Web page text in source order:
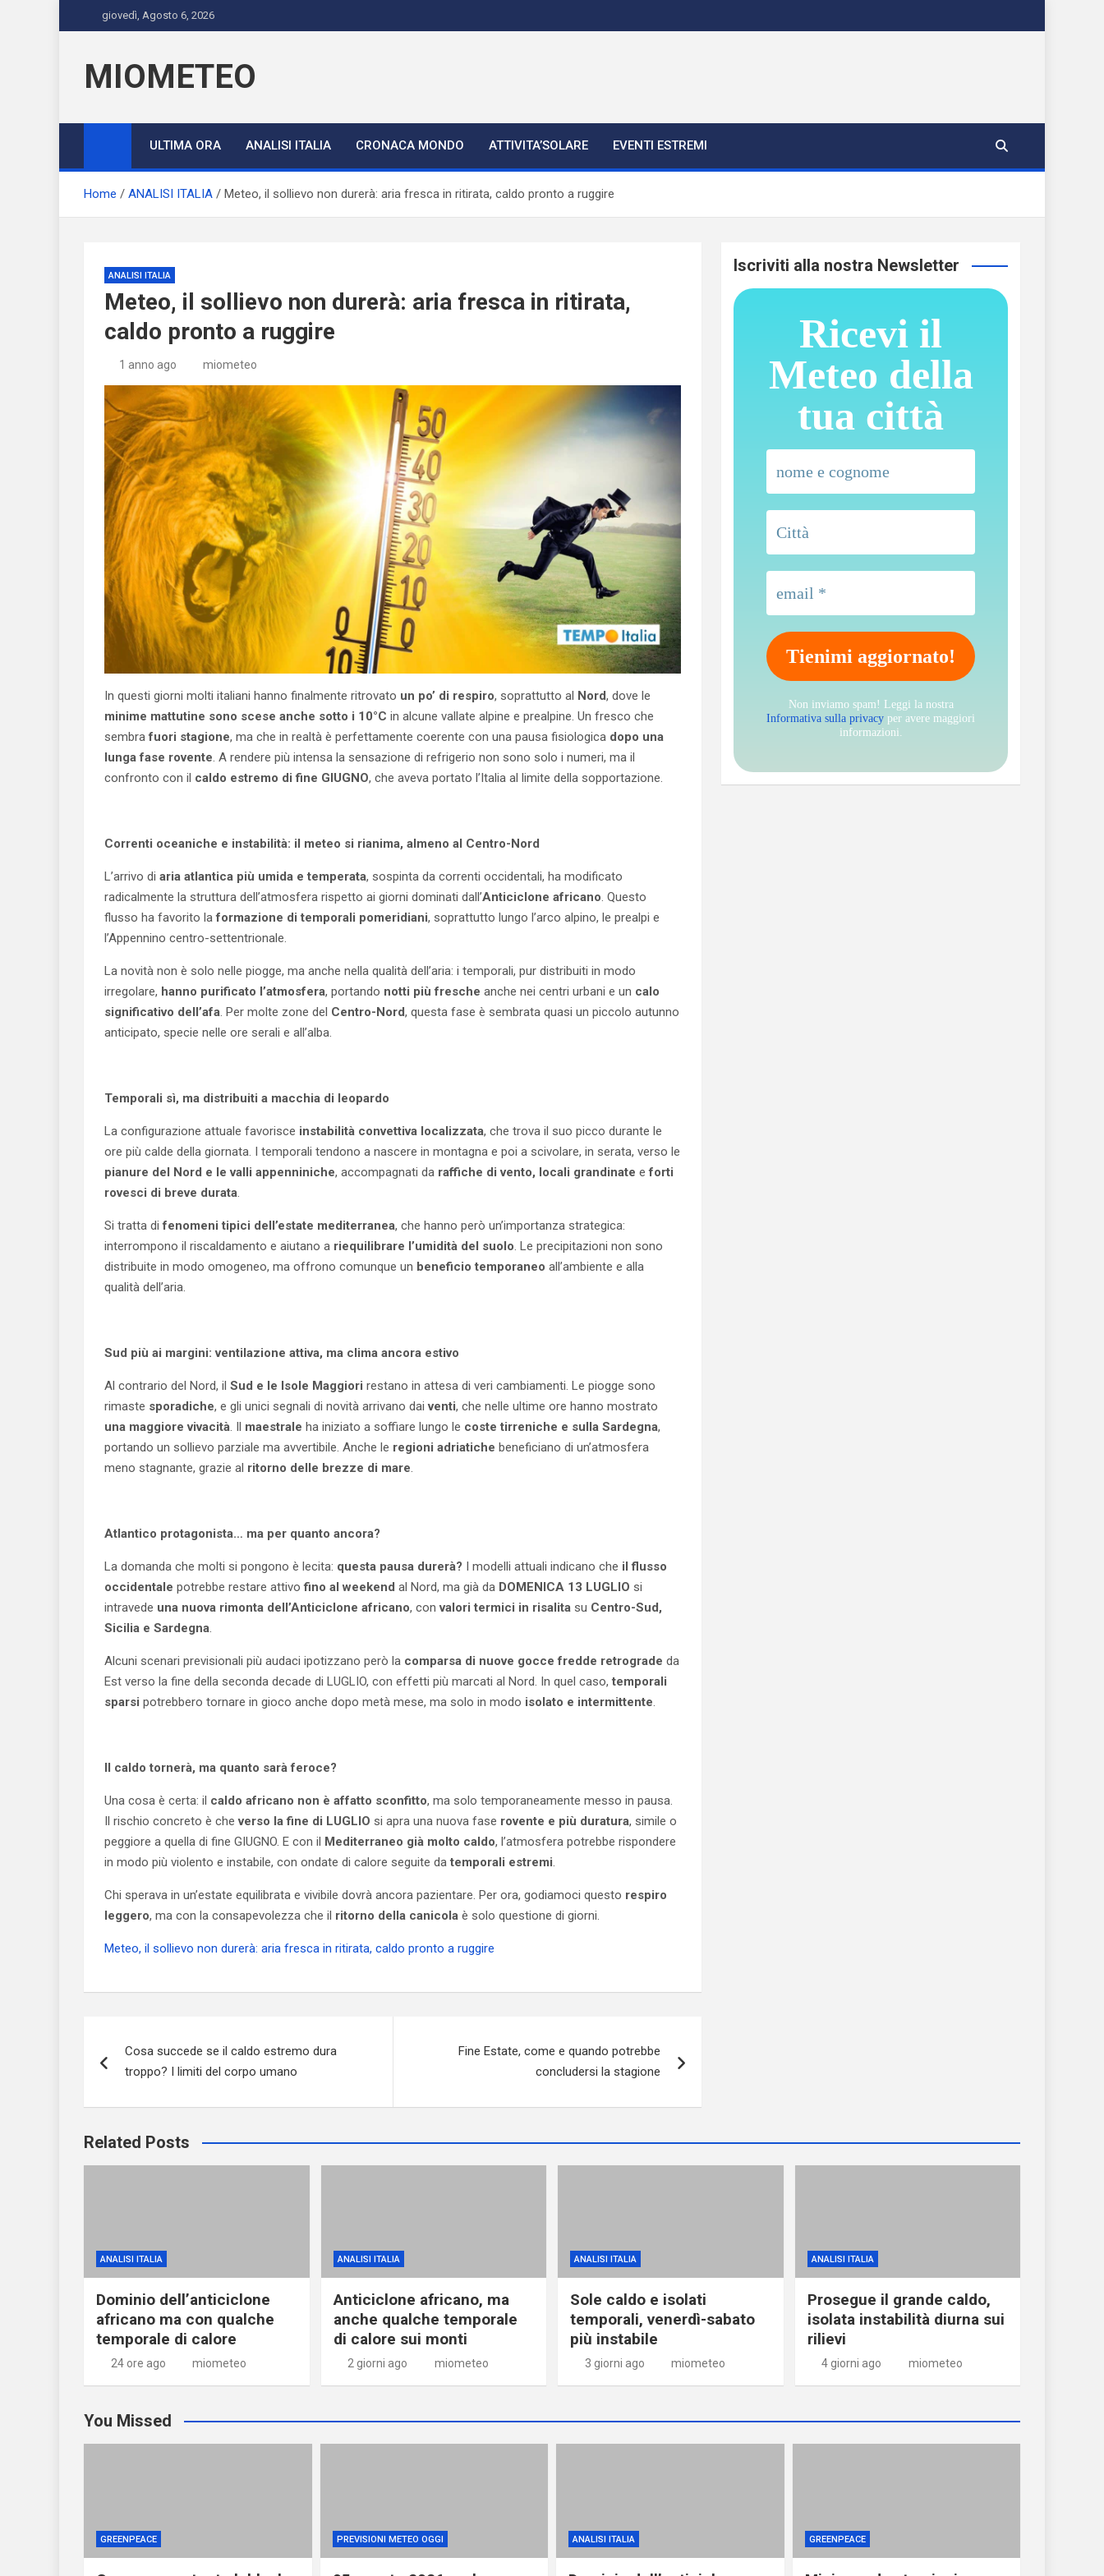
to
giovedì, Agosto 6, 2026
MIOMETEO
ULTIMA ORA ANALISI ITALIA CRONACA MONDO ATTIVITA’SOLARE EVENTI ESTREMI
Home ANALISI ITALIA Meteo, il sollievo non durerà: aria fresca in ritirata, caldo pronto a ruggire
ANALISI ITALIA
Meteo, il sollievo non durerà: aria fresca in ritirata,
caldo pronto a ruggire
1 anno ago miometeo
In questi giorni molti italiani hanno finalmente ritrovato un po’ di respiro, soprattutto al Nord, dove le
minime mattutine sono scese anche sotto i 10°C in alcune vallate alpine e prealpine. Un fresco che
sembrafuori stagione, ma che in realtà è perfettamente coerente con una pausa fisiologica dopo una
lunga fase rovente. A rendere più intensa la sensazione di refrigerio non sono solo i numeri, ma il
confronto con il caldo estremo di fine GIUGNO, che aveva portato l’Italia al limite della sopportazione.
Correnti oceaniche e instabilità: il meteo si rianima, almeno al Centro-Nord
L’arrivo di aria atlantica più umida e temperata, sospinta da correnti occidentali, ha modificato
radicalmente la struttura dell’atmosfera rispetto ai giorni dominati dall’Anticiclone africano. Questo
flusso ha favorito laformazione di temporali pomeridiani, soprattutto lungo l’arco alpino, le prealpi e
l’Appennino centro-settentrionale.
La novità non è solo nelle piogge, ma anche nella qualità dell’aria: i temporali, pur distribuiti in modo
irregolare, hanno purificato l’atmosfera, portando notti più fresche anche nei centri urbani e un calo
significativo dell’afa. Per molte zone del Centro-Nord, questa fase è sembrata quasi un piccolo autunno
anticipato, specie nelle ore serali e all’alba.
Temporali sì, ma distribuiti a macchia di leopardo
La configurazione attuale favorisce instabilità convettiva localizzata, che trova il suo picco durante le
ore più calde della giornata. I temporali tendono a nascere in montagna e poi a scivolare, in serata, verso le
pianure del Nord e le valli appenniniche, accompagnati da raffiche di vento, locali grandinate eforti
rovesci di breve durata.
Si tratta difenomeni tipici dell’estate mediterranea, che hanno però un’importanza strategica:
interrompono il riscaldamento e aiutano a riequilibrare l’umidità del suolo. Le precipitazioni non sono
distribuite in modo omogeneo, ma offrono comunque un beneficio temporaneo all’ambiente e alla
qualità dell’aria.
Sud più ai margini: ventilazione attiva, ma clima ancora estivo
Al contrario del Nord, il Sud e le Isole Maggiori restano in attesa di veri cambiamenti. Le piogge sono
rimaste sporadiche, e gli unici segnali di novità arrivano daiventi, che nelle ultime ore hanno mostrato
una maggiore vivacità. Il maestrale ha iniziato a soffiare lungo le coste tirreniche e sulla Sardegna,
portando un sollievo parziale ma avvertibile. Anche le regioni adriatiche beneficiano di un’atmosfera
meno stagnante, grazie al ritorno delle brezze di mare.
Atlantico protagonista… ma per quanto ancora?
La domanda che molti si pongono è lecita: questa pausa durerà? I modelli attuali indicano che il flusso
occidentale potrebbe restare attivofino al weekend al Nord, ma già da DOMENICA 13 LUGLIO si
intravede una nuova rimonta dell’Anticiclone africano, convalori termici in risalita su Centro-Sud,
Sicilia e Sardegna.
Alcuni scenari previsionali più audaci ipotizzano però la comparsa di nuove gocce fredde retrograde da
Est verso la fine della seconda decade di LUGLIO, con effetti più marcati al Nord. In quel caso,temporali
sparsi potrebbero tornare in gioco anche dopo metà mese, ma solo in modo isolato e intermittente.
Il caldo tornerà, ma quanto sarà feroce?
Una cosa è certa: il caldo africano non è affatto sconfitto, ma solo temporaneamente messo in pausa.
Il rischio concreto è cheverso la fine di LUGLIO si apra una nuova fase rovente e più duratura, simile o
peggiore a quella di fine GIUGNO. E con il Mediterraneo già molto caldo, l’atmosfera potrebbe rispondere
in modo più violento e instabile, con ondate di calore seguite datemporali estremi.
Chi sperava in un’estate equilibrata e vivibile dovrà ancora pazientare. Per ora, godiamoci questo respiro
leggero, ma con la consapevolezza che il ritorno della canicola è solo questione di giorni.
Meteo, il sollievo non durerà: aria fresca in ritirata, caldo pronto a ruggire
articoli
Cosa succede se il caldo estremo dura
troppo? I limiti del corpo umano
Fine Estate, come e quando potrebbe
concludersi la stagione
Iscriviti alla nostra Newsletter
Ricevi il
Meteo della
tua città
Non inviamo spam! Leggi la nostra
Informativa sulla privacy per avere maggiori
informazioni.
Related Posts
ANALISI ITALIA
Dominio dell’anticiclone
africano ma con qualche
temporale di calore
24 ore ago miometeo
ANALISI ITALIA
Anticiclone africano, ma
anche qualche temporale
di calore sui monti
2 giorni ago miometeo
ANALISI ITALIA
Sole caldo e isolati
temporali, venerdì-sabato
più instabile
3 giorni ago miometeo
ANALISI ITALIA
Prosegue il grande caldo,
isolata instabilità diurna sui
rilievi
4 giorni ago miometeo
You Missed
GREENPEACE PREVISIONI METEO OGGI ANALISI ITALIA GREENPEACE